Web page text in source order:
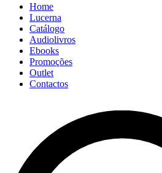
Home
Lucerna
Catálogo
Audiolivros
Ebooks
Promoções
Outlet
Contactos